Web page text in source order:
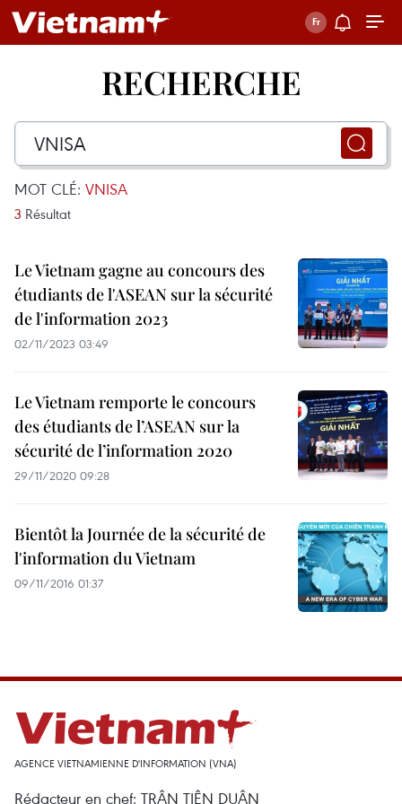
RECHERCHE
MOT CLÉ: VNISA
3 Résultat
Le Vietnam gagne au concours des
étudiants de l'ASEAN sur la sécurité
de l'information 2023
02/11/2023 03:49
Le Vietnam remporte le concours
des étudiants de l’ASEAN sur la
sécurité de l’information 2020
29/11/2020 09:28
Bientôt la Journée de la sécurité de
l'information du Vietnam
09/11/2016 01:37
AGENCE VIETNAMIENNE D'INFORMATION (VNA)
Rédacteur en chef: TRÂN TIÊN DUÂN